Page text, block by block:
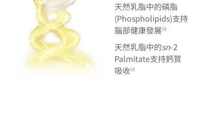
天然乳脂中的磷脂
(Phospholipids)支持
腦部健康發展[3]
天然乳脂中的sn-2
Palmitate支持鈣質
吸收[2]